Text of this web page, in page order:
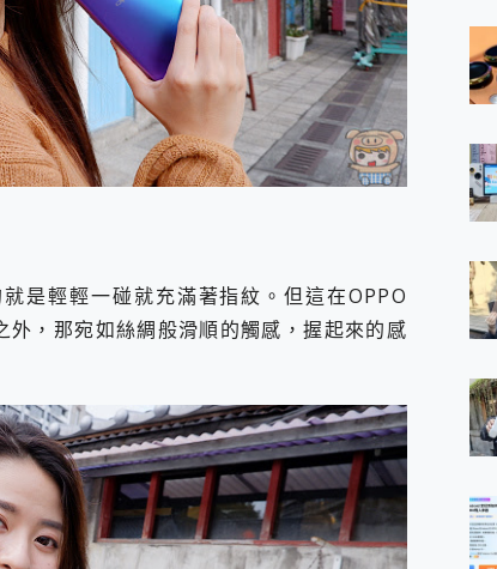
是輕輕一碰就充滿著指紋。但這在OPPO
，那宛如絲綢般滑順的觸感，握起來的感